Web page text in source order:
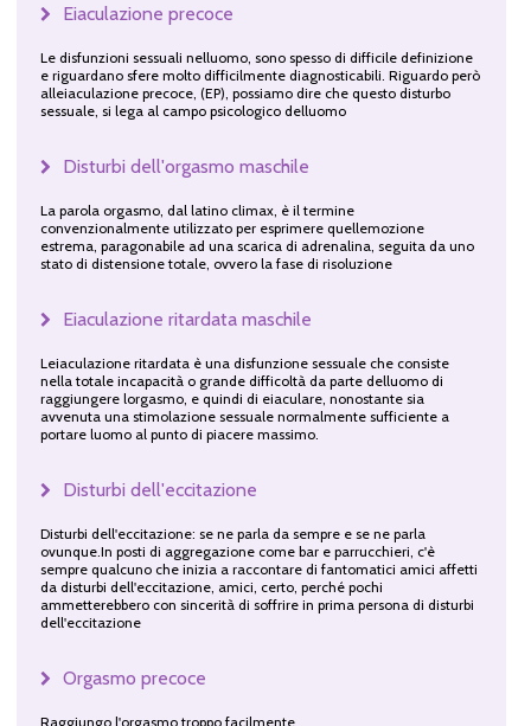
Eiaculazione precoce
Le disfunzioni sessuali nelluomo, sono spesso di difficile definizione
e riguardano sfere molto difficilmente diagnosticabili. Riguardo però
alleiaculazione precoce, (EP), possiamo dire che questo disturbo
sessuale, si lega al campo psicologico delluomo
Disturbi dell'orgasmo maschile
La parola orgasmo, dal latino climax, è il termine
convenzionalmente utilizzato per esprimere quellemozione
estrema, paragonabile ad una scarica di adrenalina, seguita da uno
stato di distensione totale, ovvero la fase di risoluzione
Eiaculazione ritardata maschile
Leiaculazione ritardata è una disfunzione sessuale che consiste
nella totale incapacità o grande difficoltà da parte delluomo di
raggiungere lorgasmo, e quindi di eiaculare, nonostante sia
avvenuta una stimolazione sessuale normalmente sufficiente a
portare luomo al punto di piacere massimo.
Disturbi dell'eccitazione
Disturbi dell'eccitazione: se ne parla da sempre e se ne parla
ovunque.In posti di aggregazione come bar e parrucchieri, c'è
sempre qualcuno che inizia a raccontare di fantomatici amici affetti
da disturbi dell'eccitazione, amici, certo, perché pochi
ammetterebbero con sincerità di soffrire in prima persona di disturbi
dell'eccitazione
Orgasmo precoce
Raggiungo l'orgasmo troppo facilmente